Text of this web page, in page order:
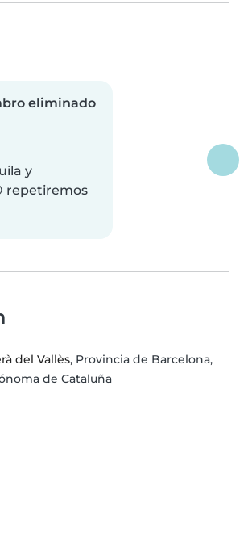
eliminado
y
repetiremos
del Vallès, Provincia de Barcelona,
de Cataluña